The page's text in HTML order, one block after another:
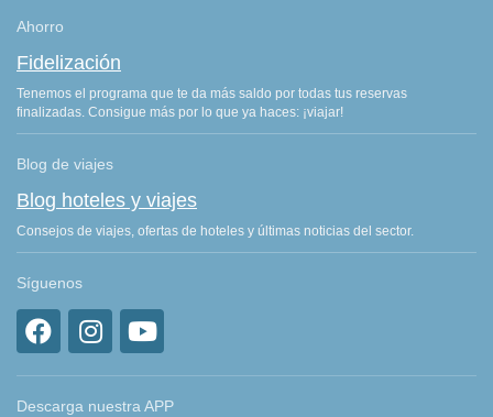
Ahorro
Fidelización
Tenemos el programa que te da más saldo por todas tus reservas
finalizadas. Consigue más por lo que ya haces: ¡viajar!
Blog de viajes
Blog hoteles y viajes
Consejos de viajes, ofertas de hoteles y últimas noticias del sector.
Síguenos
Descarga nuestra APP